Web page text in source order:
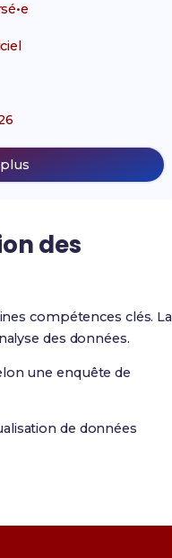
des
compétences clés. La
des données.
une enquête de
de données